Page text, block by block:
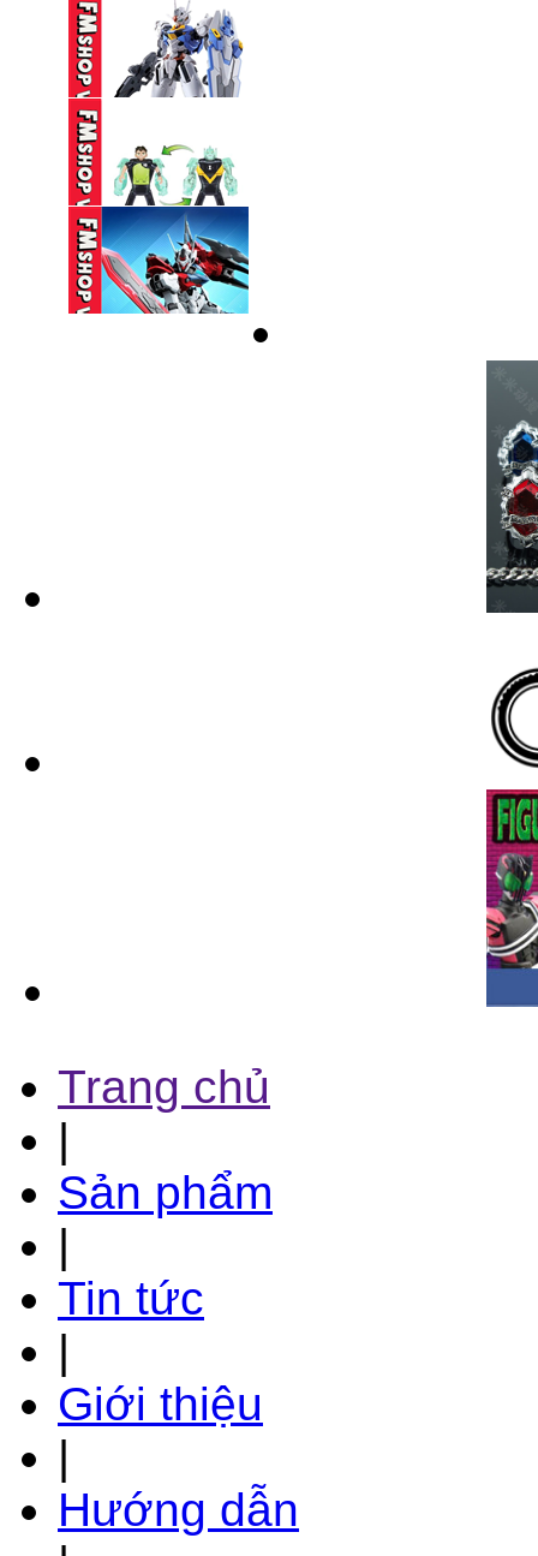
270,000 VND
(NOBOX THIẾU PK
TAY) SEMBO ...
160,000 VND
(NOBOX) HG 1/144
GUNDAM AERIAL ...
330,000 VND
(NOBOX) PLAYMATES
BEN 10 ...
Trang chủ
|
Sản phẩm
|
Tin tức
|
Giới thiệu
|
Hướng dẫn